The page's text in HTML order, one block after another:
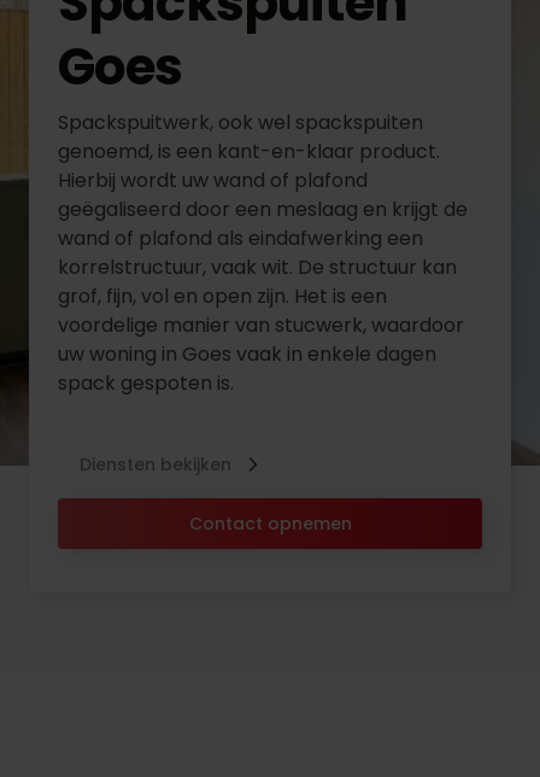
Goes
Spackspuitwerk, ook wel spackspuiten
genoemd, is een kant-en-klaar product.
Hierbij wordt uw wand of plafond
geëgaliseerd door een meslaag en krijgt de
wand of plafond als eindafwerking een
korrelstructuur, vaak wit. De structuur kan
grof, fijn, vol en open zijn. Het is een
voordelige manier van stucwerk, waardoor
uw woning in Goes vaak in enkele dagen
spack gespoten is.
Contact opnemen
Diensten bekijken